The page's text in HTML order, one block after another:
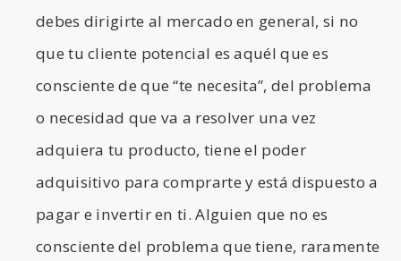
debes dirigirte al mercado en general, si no
que tu cliente potencial es aquél que es
consciente de que “te necesita”, del problema
o necesidad que va a resolver una vez
adquiera tu producto, tiene el poder
adquisitivo para comprarte y está dispuesto a
pagar e invertir en ti. Alguien que no es
consciente del problema que tiene, raramente